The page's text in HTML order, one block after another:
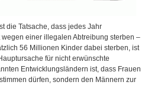
die Tatsache, dass jedes Jahr
einer illegalen Abtreibung sterben –
56 Millionen Kinder dabei sterben, ist
für nicht erwünschte
Entwicklungsländern ist, dass Frauen
dürfen, sondern den Männern zur